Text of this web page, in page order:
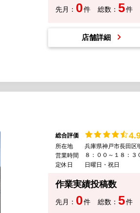
先月： 0件 総数： 5件
店舗詳細
総合評価 4.
所在地
兵庫県神戸市長田区
営業時間
８：００～１８：３
定休日
日曜日・祝日
作業実績投稿数
先月： 0件 総数： 5件